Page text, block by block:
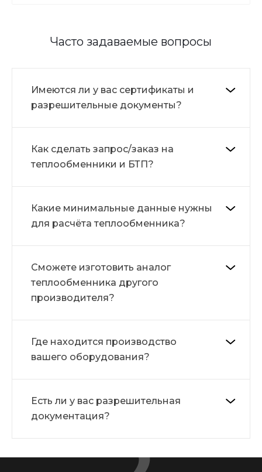
Часто задаваемые вопросы
Имеются ли у вас сертификаты и
разрешительные документы?
Как сделать запрос/заказ на
теплообменники и БТП?
Какие минимальные данные нужны
для расчёта теплообменника?
Сможете изготовить аналог
теплообменника другого
производителя?
Где находится производство
вашего оборудования?
Есть ли у вас разрешительная
документация?